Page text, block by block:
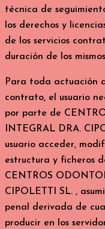
técnica de
los derechos y
de los servicios
duración de los
Para toda actuación
contrato, el usuario
por parte de
INTEGRAL DRA.
usuario acceder,
estructura y ficheros
CENTROS
CIPOLETTI SL. ,
penal derivada de
producir en los